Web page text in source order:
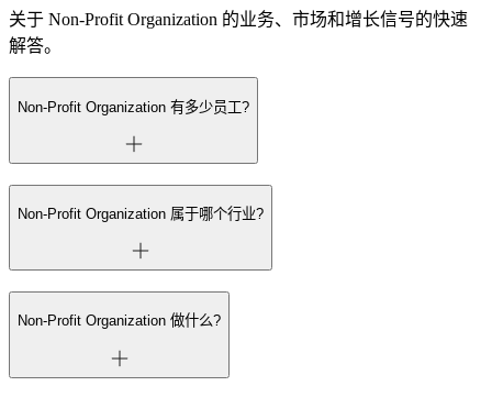
关于 Non-Profit Organization 的业务、市场和增长信号的快速
解答。
Non-Profit Organization 有多少员工?
Non-Profit Organization 属于哪个行业?
Non-Profit Organization 做什么?